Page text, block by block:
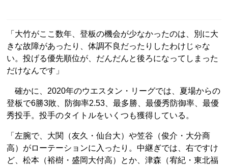
「大竹がここ数年、登板の機会が少なかったのは、別に大
きな故障があったり、体調不良だったりしたわけじゃな
い。投げる優先順位が、だんだんと後ろになってしまった
だけなんです」
確かに、2020年のウエスタン・リーグでは、夏場からの
登板で6勝3敗、防御率2.53、最多勝、最優秀防御率、最優
秀投手。投手のタイトルをいくつも獲得している。
「左腕で、大関（友久・仙台大）や笠谷（俊介・大分商
高）がローテーションに入ったり。中継ぎでは、右ですけ
ど、松本（裕樹・盛岡大付高）とか、津森（宥紀・東北福